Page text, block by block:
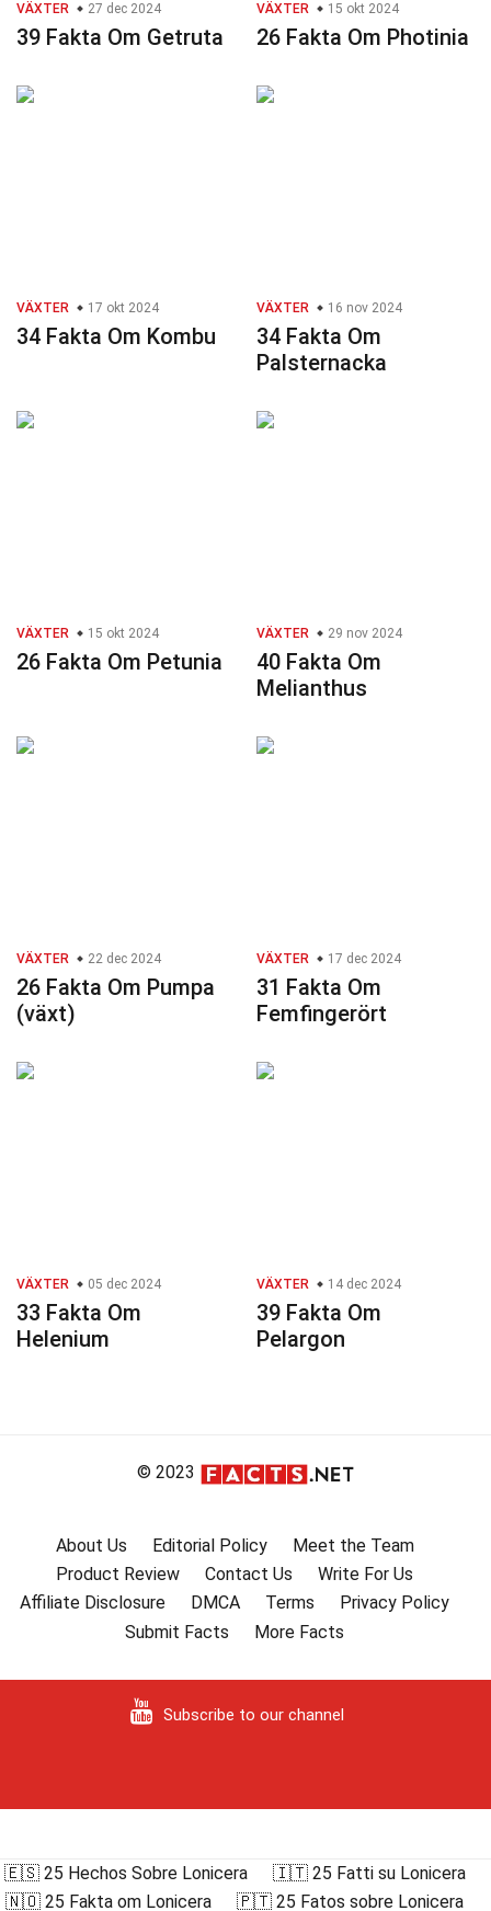
VÄXTER 27 dec 2024
39 Fakta Om Getruta
VÄXTER 15 okt 2024
26 Fakta Om Photinia
VÄXTER 17 okt 2024
34 Fakta Om Kombu
VÄXTER 16 nov 2024
34 Fakta Om
Palsternacka
VÄXTER 15 okt 2024
26 Fakta Om Petunia
VÄXTER 29 nov 2024
40 Fakta Om
Melianthus
VÄXTER 22 dec 2024
26 Fakta Om Pumpa
(växt)
VÄXTER 17 dec 2024
31 Fakta Om
Femfingerört
VÄXTER 05 dec 2024
33 Fakta Om
Helenium
VÄXTER 14 dec 2024
39 Fakta Om
Pelargon
© 2023
About Us Editorial Policy
Meet the Team
Product Review
Contact Us
Write For Us
Affiliate Disclosure
DMCA Terms
Privacy Policy
Submit Facts
More Facts
Subscribe to our channel
🇪🇸 25 Hechos Sobre Lonicera
🇮🇹 25 Fatti su Lonicera
🇳🇴 25 Fakta om Lonicera
🇵🇹 25 Fatos sobre Lonicera